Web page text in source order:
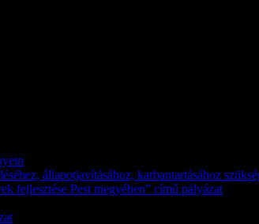
állapotjavításához, karbantartásához
fejlesztése Pest megyében” című pályázat